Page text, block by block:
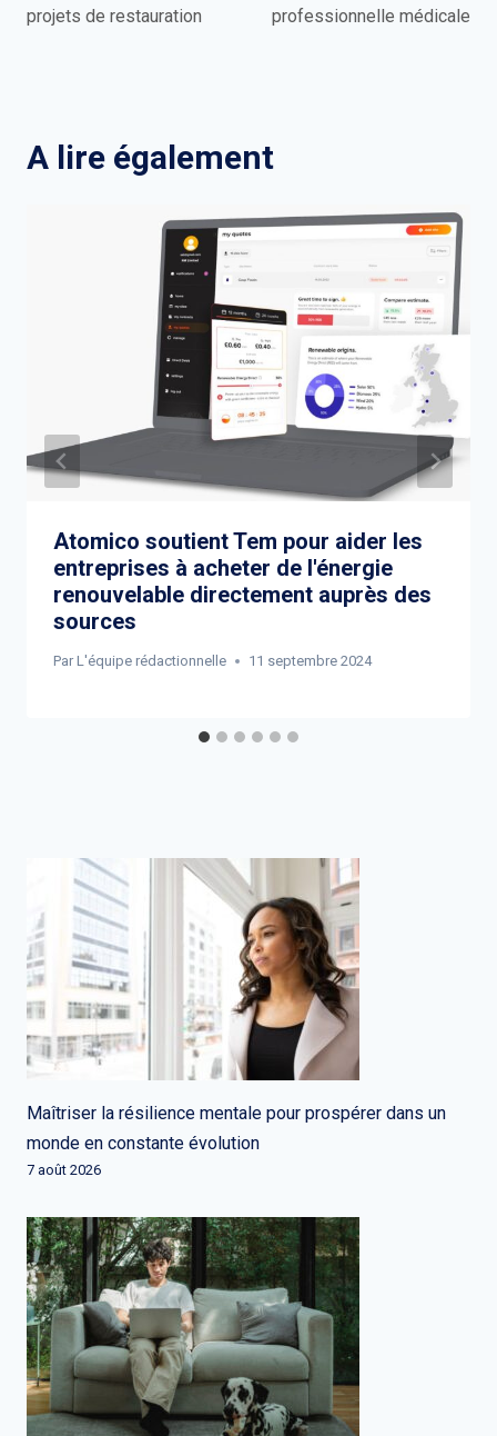
projets de restauration
professionnelle médicale
A lire également
Atomico soutient Tem pour aider les
entreprises à acheter de l'énergie
renouvelable directement auprès des
sources
Par L'équipe rédactionnelle 11 septembre 2024
Maîtriser la résilience mentale pour prospérer dans un
monde en constante évolution
7 août 2026